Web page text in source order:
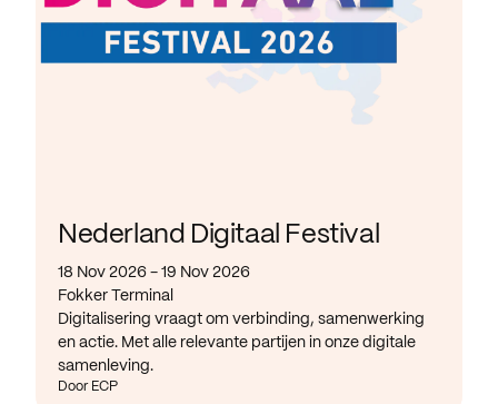
Nederland Digitaal Festival
18 Nov 2026 - 19 Nov 2026
Fokker Terminal
Digitalisering vraagt om verbinding, samenwerking
en actie. Met alle relevante partijen in onze digitale
samenleving.
Door ECP